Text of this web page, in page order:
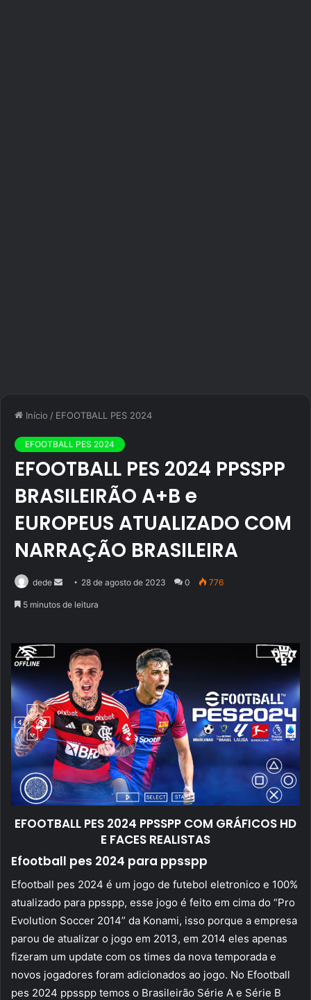
Início / EFOOTBALL PES 2024
EFOOTBALL PES 2024
EFOOTBALL PES 2024 PPSSPP
BRASILEIRÃO A+B e
EUROPEUS ATUALIZADO COM
NARRAÇÃO BRASILEIRA
dede
Mande28 de agosto de 2023 0 776
5 minutos de leitura
EFOOTBALL PES 2024 PPSSPP COM GRÁFICOS HD
E FACES REALISTAS
Efootball pes 2024 para ppsspp
Efootball pes 2024 é um jogo de futebol eletronico e 100%
atualizado para ppsspp, esse jogo é feito em cima do “Pro
Evolution Soccer 2014” da Konami, isso porque a empresa
parou de atualizar o jogo em 2013, em 2014 eles apenas
fizeram um update com os times da nova temporada e
novos jogadores foram adicionados ao jogo. No Efootball
pes 2024 ppsspp temos o Brasileirão Série A e Série B